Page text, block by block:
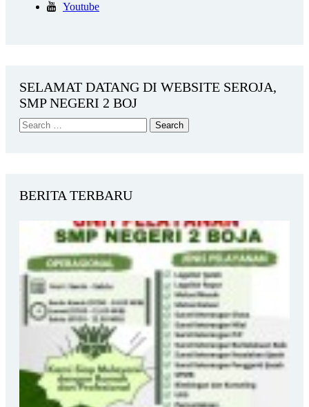
Youtube
SELAMAT DATANG DI WEBSITE SEROJA,
SMP NEGERI 2 BOJ
BERITA TERBARU